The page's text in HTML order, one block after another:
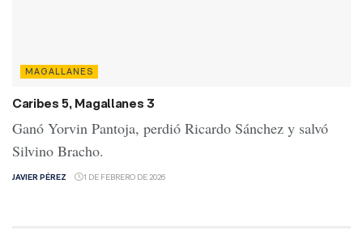
MAGALLANES
Caribes 5, Magallanes 3
Ganó Yorvin Pantoja, perdió Ricardo Sánchez y salvó
Silvino Bracho.
JAVIER PÉREZ 1 DE FEBRERO DE 2026